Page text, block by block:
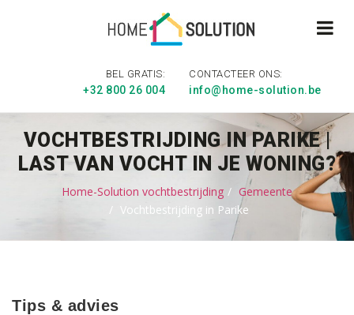
BEL GRATIS:
+32 800 26 004
CONTACTEER ONS:
info@home-solution.be
VOCHTBESTRIJDING IN PARIKE |
LAST VAN VOCHT IN JE WONING?
Home-Solution vochtbestrijding
Gemeente
Vochtbestrijding in Parike
Tips & advies